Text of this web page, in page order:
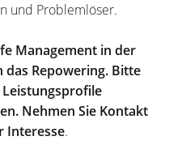
und Problemlöser.
Management in der
Repowering. Bitte
Nehmen Sie Kontakt
Interesse.